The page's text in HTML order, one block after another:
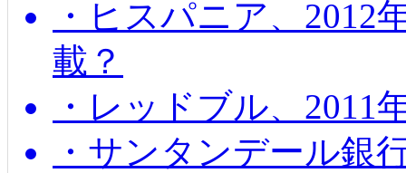
・ヒスパニア、2012
載？
・レッドブル、2011
・サンタンデール銀